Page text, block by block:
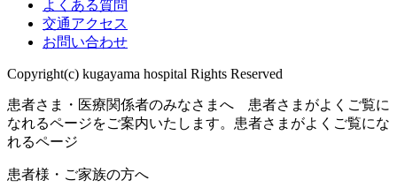
よくある質問
交通アクセス
お問い合わせ
Copyright(c) kugayama hospital Rights Reserved
患者さま・医療関係者のみなさまへ 患者さまがよくご覧に
なれるページをご案内いたします。 患者さまがよくご覧にな
れるページ
患者様・ご家族の方へ